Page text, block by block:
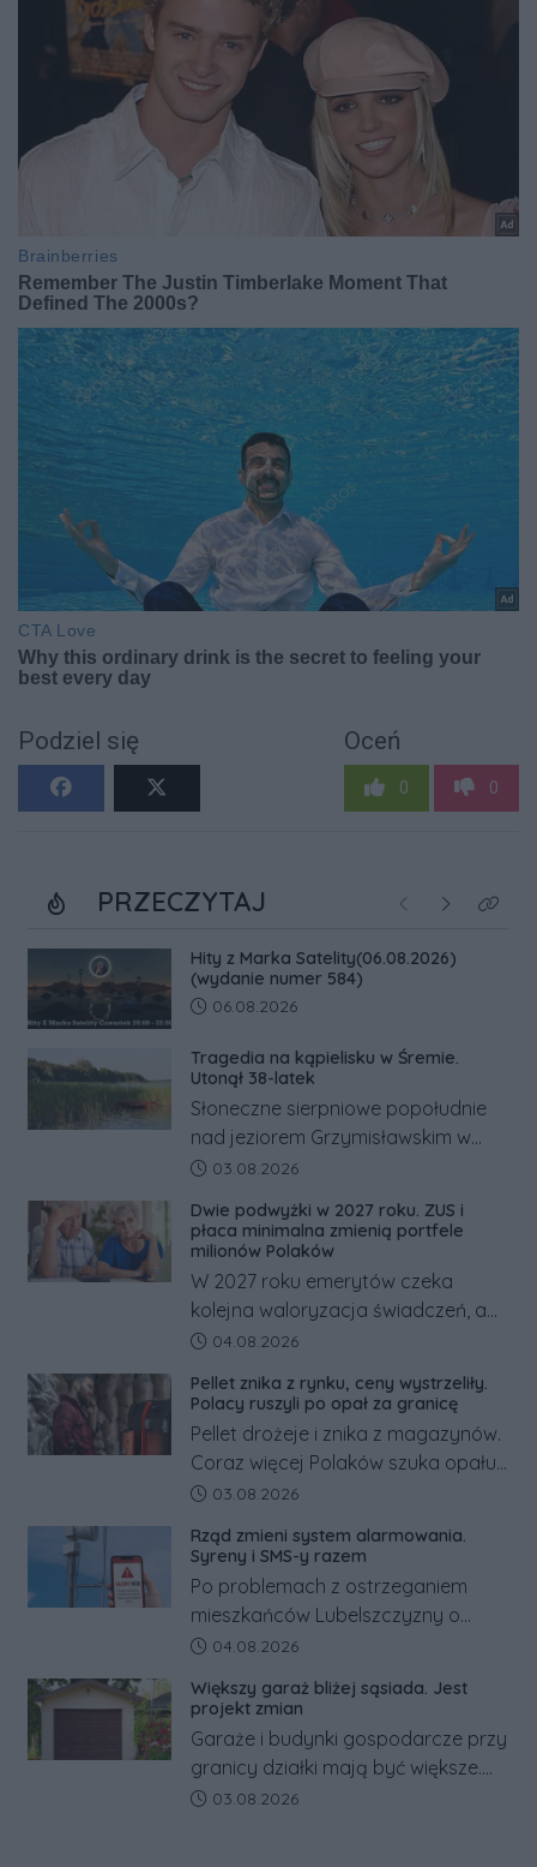
Podziel się Oceń
0 0
PRZECZYTAJ Poprzednie
NastępneKliknij
Hity z Marka Satelity(06.08.2026)
(wydanie numer 584)
Data dodania artykułu:
06.08.2026
Tragedia na kąpielisku w Śremie.
Utonął 38-latek
Słoneczne sierpniowe popołudnie
nad jeziorem Grzymisławskim w
powiecie śremskim zakończyło się
odwrócić nawet natychmiastowe
działania służb ratunkowych.
Data dodania artykułu:
03.08.2026
Dwie podwyżki w 2027 roku. ZUS i
płaca minimalna zmienią portfele
milionów Polaków
W 2027 roku emerytów czeka
kolejna waloryzacja świadczeń, a
pracowników podwyżka płacy
tym zmianom zyskają.
Data dodania artykułu:
04.08.2026
Pellet znika z rynku, ceny wystrzeliły.
Polacy ruszyli po opał za granicę
Pellet drożeje i znika z magazynów.
Coraz więcej Polaków szuka opału
za granicą, gdzie bywa nawet
Co się dzieje?
Data dodania artykułu:
03.08.2026
Rząd zmieni system alarmowania.
Syreny i SMS-y razem
Po problemach z ostrzeganiem
mieszkańców Lubelszczyzny o
rosyjskim zagrożeniu rząd
alarmowych, alertów RCB i aplikacji
w jeden system.
Data dodania artykułu:
04.08.2026
Większy garaż bliżej sąsiada. Jest
projekt zmian
Garaże i budynki gospodarcze przy
granicy działki mają być większe.
Projekt zaostrza też zasady
Data dodania artykułu:
03.08.2026